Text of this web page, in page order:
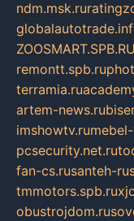
ndm.msk.ru
ZOOSMART.SPB.RU
remontt.spb.ru
terramia.ru
artem-news.ru
imshowtv.ru
pcsecurity.net.ru
fan-cs.rusanteh-
tmmotors.spb.ru
obustrojdom.ru